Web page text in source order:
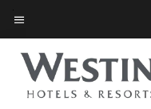
Skip
to
main
content
菜单文本